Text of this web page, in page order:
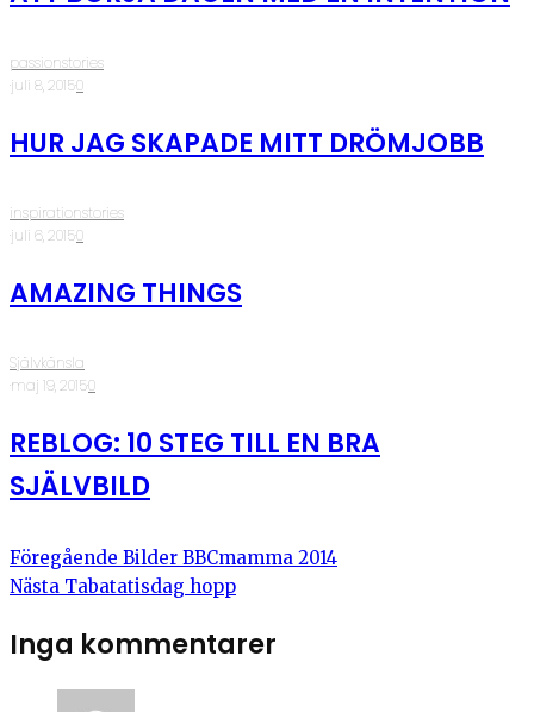
passionstories
·juli 8, 2015·0
HUR JAG SKAPADE MITT DRÖMJOBB
inspirationstories
·juli 6, 2015·0
AMAZING THINGS
Självkänsla
·maj 19, 2015·0
REBLOG: 10 STEG TILL EN BRA
SJÄLVBILD
Föregående Bilder BBCmamma 2014
Nästa Tabatatisdag hopp
Inga kommentarer